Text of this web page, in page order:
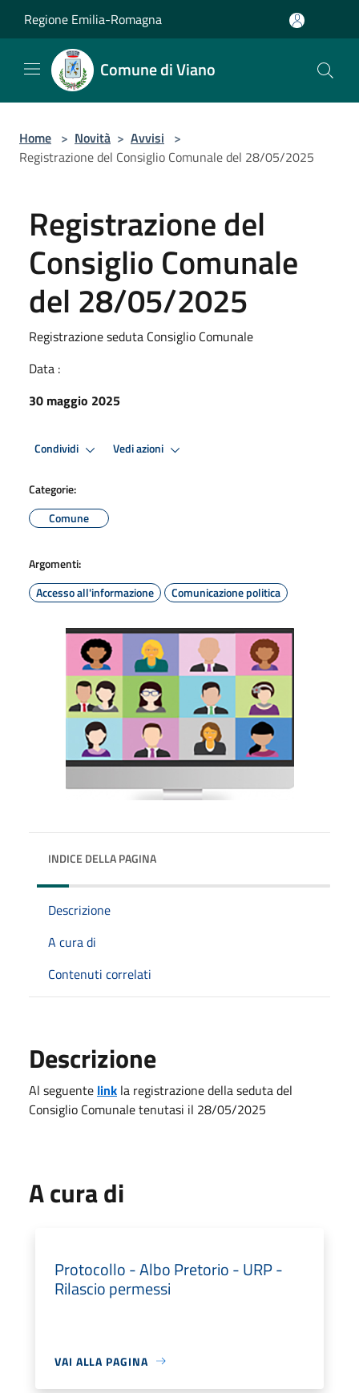
Regione Emilia-Romagna
Comune di Viano
Home > Novità > Avvisi >
Registrazione del Consiglio Comunale del 28/05/2025
Registrazione del
Consiglio Comunale
del 28/05/2025
Registrazione seduta Consiglio Comunale
Data :
30 maggio 2025
Condividi Vedi azioni
Categorie:
Comune
Argomenti:
Accesso all'informazione
Comunicazione politica
INDICE DELLA PAGINA
Descrizione
A cura di
Contenuti correlati
Descrizione
Al seguente link la registrazione della seduta del
Consiglio Comunale tenutasi il 28/05/2025
A cura di
Protocollo - Albo Pretorio - URP -
Rilascio permessi
VAI ALLA PAGINA